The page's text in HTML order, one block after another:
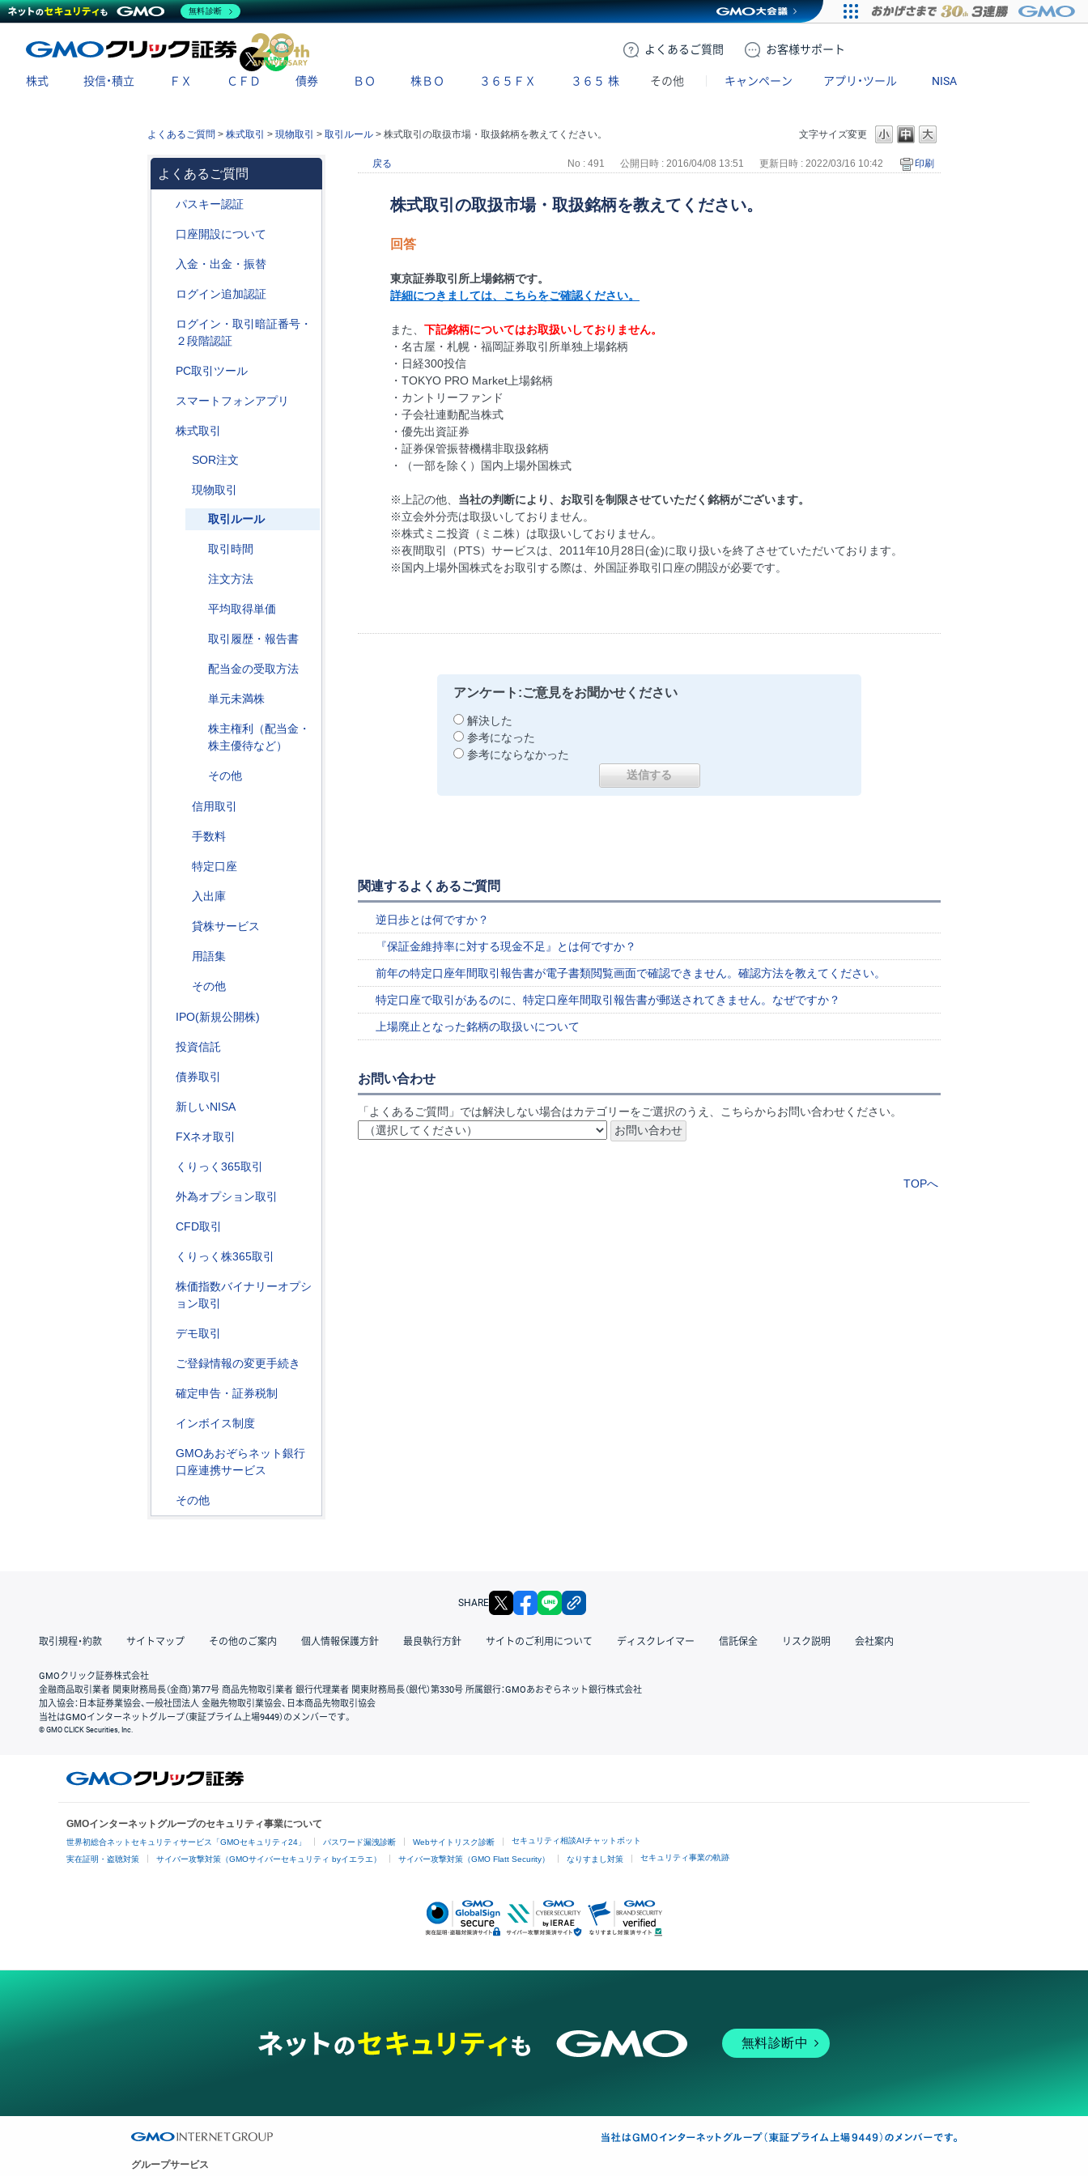
よくある ご質問 お客様サポート
X
株式 投信・積立 ＦＸ ＣＦＤ 債券 ＢＯ 株ＢＯ ３６５ＦＸ ３６５ 株 その他 キャンペーン アプリ・ツール NISA
文字サイズ変更
よくあるご質問 > 株式取引 > 現物取引 > 取引ルール > 株式取引の取扱市場・取扱銘柄を教えてください。
よくあるご質問
パスキー認証
口座開設について
入金・出金・振替
ログイン追加認証
ログイン・取引暗証番号・
２段階認証
PC取引ツール
スマートフォンアプリ
株式取引
SOR注文
現物取引
取引ルール
取引時間
注文方法
平均取得単価
取引履歴・報告書
配当金の受取方法
単元未満株
株主権利（配当金・
株主優待など）
その他
信用取引
手数料
特定口座
入出庫
貸株サービス
用語集
その他
IPO(新規公開株)
投資信託
債券取引
新しいNISA
FXネオ取引
くりっく365取引
外為オプション取引
CFD取引
くりっく株365取引
株価指数バイナリーオプシ
ョン取引
デモ取引
ご登録情報の変更手続き
確定申告・証券税制
インボイス制度
GMOあおぞらネット銀行
口座連携サービス
その他
戻る No : 491 公開日時 : 2016/04/08 13:51 更新日時 : 2022/03/16 10:42 印刷
株式取引の取扱市場・取扱銘柄を教えてください。
回答
東京証券取引所上場銘柄です。
詳細につきましては、こちらをご確認ください。
また、 下記銘柄についてはお取扱いしておりません。
・名古屋・札幌・福岡証券取引所単独上場銘柄
・日経300投信
・TOKYO PRO Market上場銘柄
・カントリーファンド
・子会社連動配当株式
・優先出資証券
・証券保管振替機構非取扱銘柄
・（一部を除く）国内上場外国株式
※上記の他、 当社の判断により、お取引を制限させていただく銘柄がございます。
※立会外分売は取扱いしておりません。
※株式ミニ投資（ミニ株）は取扱いしておりません。
※夜間取引（PTS）サービスは、2011年10月28日(金)に取り扱いを終了させていただいております。
※国内上場外国株式をお取引する際は、外国証券取引口座の開設が必要です。
アンケート:ご意見をお聞かせください
解決した
参考になった
参考にならなかった
関連するよくあるご質問
逆日歩とは何ですか？
『保証金維持率に対する現金不足』とは何ですか？
前年の特定口座年間取引報告書が電子書類閲覧画面で確認できません。確認方法を教えてください。
特定口座で取引があるのに、特定口座年間取引報告書が郵送されてきません。なぜですか？
上場廃止となった銘柄の取扱いについて
お問い合わせ
「よくあるご質問」では解決しない場合はカテゴリーをご選択のうえ、こちらからお問い合わせください。
TOPへ
SHARE X facebook
取引規程・約款 サイトマップ その他のご案内 個人情報保護方針 最良執行方針 サイトのご利用について ディスクレイマー 信託保全 リスク説明 会社案内
GMOクリック証券株式会社
金融商品取引業者 関東財務局長（金商）第77号 商品先物取引業者 銀行代理業者 関東財務局長（銀代）第330号 所属銀行：GMOあおぞらネット銀行株式会社
加入協会：日本証券業協会、一般社団法人 金融先物取引業協会、日本商品先物取引協会
当社はGMOインターネットグループ（東証プライム上場9449）のメンバーです。
© GMO CLICK Securities, Inc.
GMOインターネットグループのセキュリティ事業について
世界初総合ネットセキュリティサービス「GMOセキュリティ24」 パスワード漏洩診断 Webサイトリスク診断 セキュリティ相談AIチャットボット
実在証明・盗聴対策 サイバー攻撃対策（GMOサイバーセキュリティ byイエラエ） サイバー攻撃対策（GMO Flatt Security） なりすまし対策 セキュリティ事業の軌跡
無料診断中
グループサービス
無料診断